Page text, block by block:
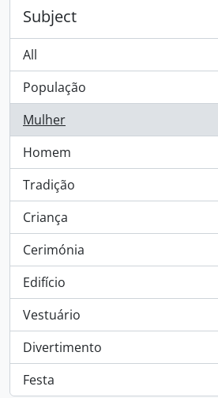
Subject
All
População
, 950 results
Mulher
, 950 results
Homem
, 725 results
Tradição
, 353 results
Criança
, 351 results
Cerimónia
, 263 results
Edifício
, 238 results
Vestuário
, 216 results
Divertimento
, 210 results
Festa
, 210 results